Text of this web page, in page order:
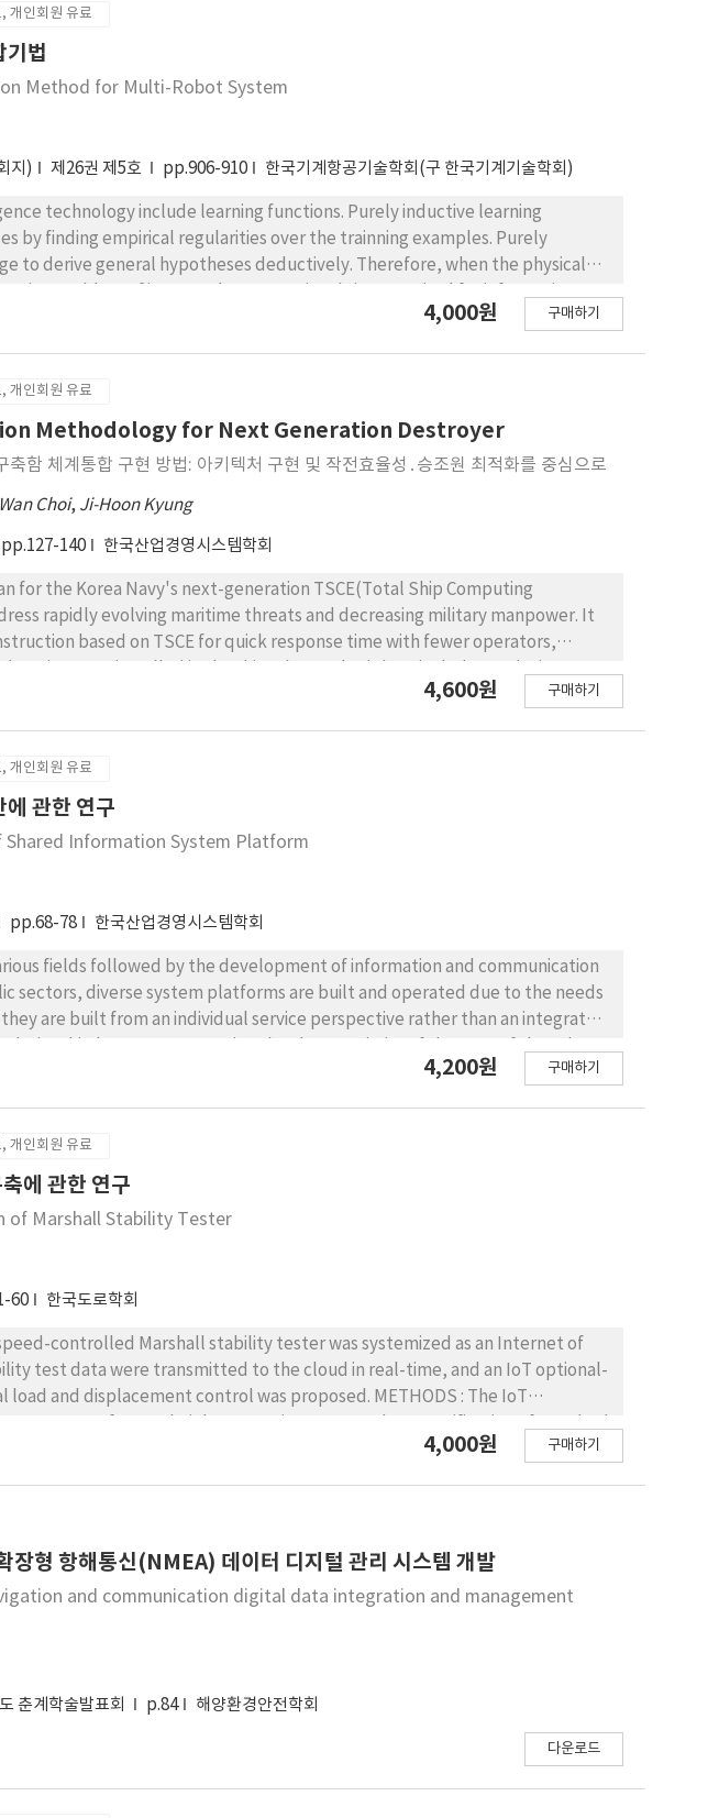
개인회원 유료
기법
Method for Multi-Robot System
지) 제26권 제5호 pp.906-910 한국기계항공기술학회(구 한국기계기술학회)
technology include learning functions. Purely inductive learning
by finding empirical regularities over the trainning examples. Purely
to derive general hypotheses deductively. Therefore, when the physical
number of robots transmit information, more computational time is required
in this paper has been experimentally confirmed to have excellent
number of robots and complex physical conditions.
4,000원 구매하기
개인회원 유료
Methodology for Next Generation Destroyer
함 체계통합 구현 방법: 아키텍처 구현 및 작전효율성․승조원 최적화를 중심으로
Choi, Ji-Hoon Kyung
pp.127-140 한국산업경영시스템학회
for the Korea Navy's next-generation TSCE(Total Ship Computing
rapidly evolving maritime threats and decreasing military manpower. It
based on TSCE for quick response time with fewer operators,
and levels. also analyze system integration in U.S. Navy’s Zumwalt
time OA(Open Architecture) from both functional and physical
The study suggests optimal crew sizes for next-generation
specific measures to enhance operational efficiency and optimize
to contribute significantly to enhance the future naval capabilities of the
4,600원 구매하기
개인회원 유료
에 관한 연구
Information System Platform
pp.68-78 한국산업경영시스템학회
fields followed by the development of information and communication
sectors, diverse system platforms are built and operated due to the needs
are built from an individual service perspective rather than an integrated
and integration performance of the shared information system platform
4,200원 구매하기
개인회원 유료
에 관한 연구
of Marshall Stability Tester
60 한국도로학회
speed-controlled Marshall stability tester was systemized as an Internet of
test data were transmitted to the cloud in real-time, and an IoT optional-
control was proposed. METHODS : The IoT
the development of a wireless IG-IoT board. The developed wireless Induk-
presented in a previous study to conduct a round-robin test. In
and displacement control tests for the optional-controlled
with the existing Marshall tester were performed using the re-verified
measurement. From the re-verification results of the regenerated urethane
the existing standard sample. From the comparative analysis of the
commercial data logger, it was confirmed that the wireless IoT board
relative error of the wireless IoT board, 0.64% and that of the data
value) and an average relative error of 0.78% for the wireless IoT
4,000원 구매하기
장형 항해통신(NMEA) 데이터 디지털 관리 시스템 개발
and communication digital data integration and management
춘계학술발표회 p.84 해양환경안전학회
다운로드